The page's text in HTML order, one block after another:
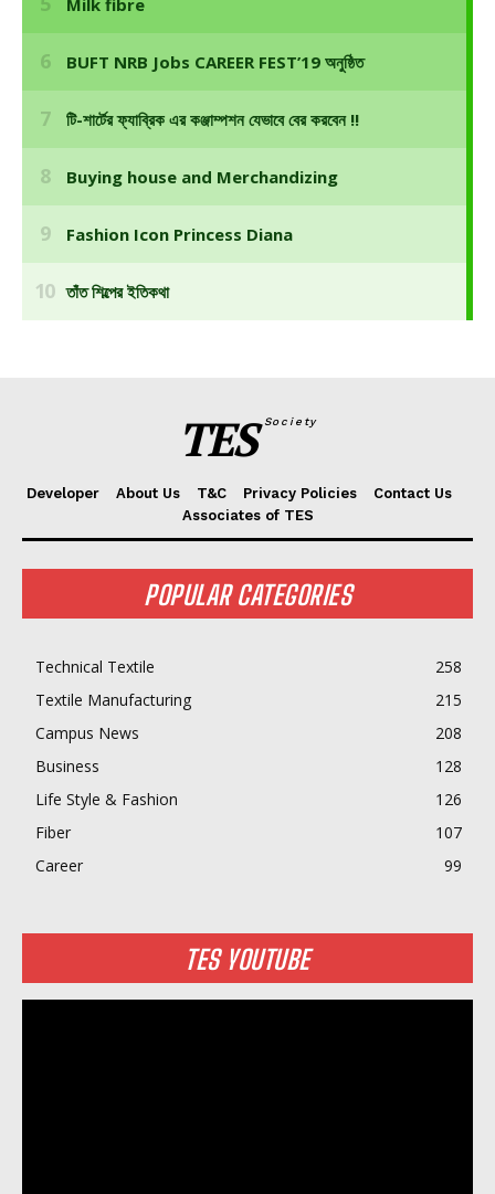
TES Society
Developer About Us T&C Privacy Policies
Contact Us
Associates of TES
POPULAR CATEGORIES
Technical Textile
258
Textile Manufacturing
215
Campus News
208
Business
128
Life Style & Fashion
126
Fiber
107
Career
99
TES YOUTUBE